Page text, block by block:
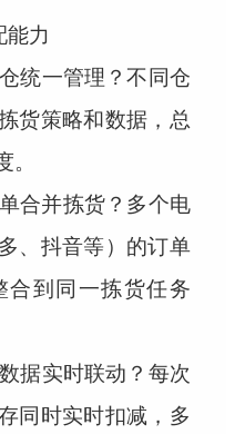
力
统一管理？不同仓
货策略和数据，总
合并拣货？多个电
、抖音等）的订单
到同一拣货任务
据实时联动？每次
同时实时扣减，多